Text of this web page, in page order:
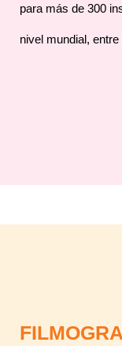
para más de 300
nivel mundial, entre